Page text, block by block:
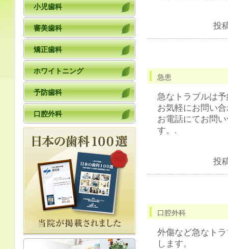
投
急患
急なトラブルは
お気軽にお問い
お電話にてお問
す。.
投
口腔外科
外傷など急なト
します。
小児歯科
審美歯科
矯正歯科
ホワイトニング
予防歯科
口腔外科